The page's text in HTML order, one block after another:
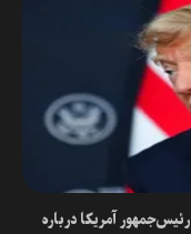
آمریکا درباره